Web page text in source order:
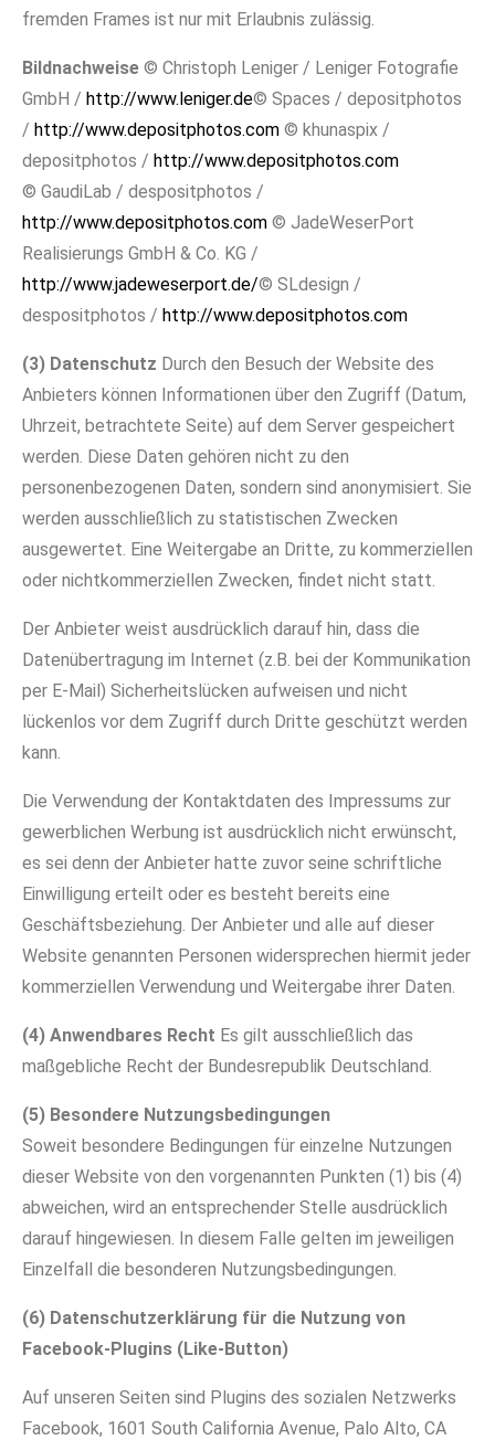
fremden Frames ist nur mit Erlaubnis zulässig.
Bildnachweise © Christoph Leniger / Leniger Fotografie
GmbH / http://www.leniger.de© Spaces / depositphotos
/ http://www.depositphotos.com © khunaspix /
depositphotos / http://www.depositphotos.com
© GaudiLab / despositphotos /
http://www.depositphotos.com © JadeWeserPort
Realisierungs GmbH & Co. KG /
http://www.jadeweserport.de/© SLdesign /
despositphotos / http://www.depositphotos.com
(3) Datenschutz Durch den Besuch der Website des
Anbieters können Informationen über den Zugriff (Datum,
Uhrzeit, betrachtete Seite) auf dem Server gespeichert
werden. Diese Daten gehören nicht zu den
personenbezogenen Daten, sondern sind anonymisiert. Sie
werden ausschließlich zu statistischen Zwecken
ausgewertet. Eine Weitergabe an Dritte, zu kommerziellen
oder nichtkommerziellen Zwecken, findet nicht statt.
Der Anbieter weist ausdrücklich darauf hin, dass die
Datenübertragung im Internet (z.B. bei der Kommunikation
per E-Mail) Sicherheitslücken aufweisen und nicht
lückenlos vor dem Zugriff durch Dritte geschützt werden
kann.
Die Verwendung der Kontaktdaten des Impressums zur
gewerblichen Werbung ist ausdrücklich nicht erwünscht,
es sei denn der Anbieter hatte zuvor seine schriftliche
Einwilligung erteilt oder es besteht bereits eine
Geschäftsbeziehung. Der Anbieter und alle auf dieser
Website genannten Personen widersprechen hiermit jeder
kommerziellen Verwendung und Weitergabe ihrer Daten.
(4) Anwendbares Recht Es gilt ausschließlich das
maßgebliche Recht der Bundesrepublik Deutschland.
(5) Besondere Nutzungsbedingungen
Soweit besondere Bedingungen für einzelne Nutzungen
dieser Website von den vorgenannten Punkten (1) bis (4)
abweichen, wird an entsprechender Stelle ausdrücklich
darauf hingewiesen. In diesem Falle gelten im jeweiligen
Einzelfall die besonderen Nutzungsbedingungen.
(6) Datenschutzerklärung für die Nutzung von
Facebook-Plugins (Like-Button)
Auf unseren Seiten sind Plugins des sozialen Netzwerks
Facebook, 1601 South California Avenue, Palo Alto, CA